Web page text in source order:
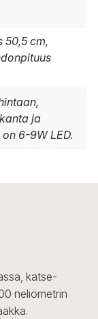
50,5 cm,
ja
6-9W LED.
katse-
neliömetrin